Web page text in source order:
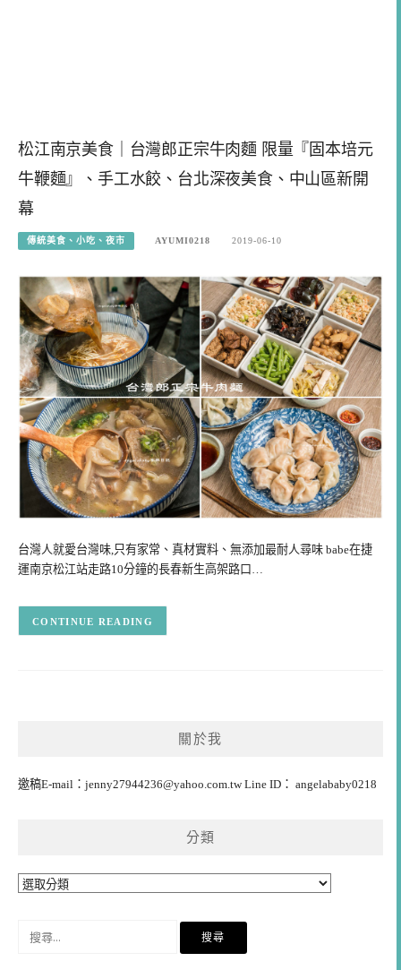
松江南京美食｜台灣郎正宗牛肉麵 限量『固本培元
牛鞭麵』、手工水餃、台北深夜美食、中山區新開
幕
傳統美食、小吃、夜市 AYUMI0218 2019-06-10
台灣人就愛台灣味,只有家常、真材實料、無添加最耐人尋味 babe在捷
運南京松江站走路10分鐘的長春新生高架路口…
CONTINUE READING
關於我
邀稿E-mail： jenny27944236@yahoo.com.twLine ID： angelababy0218
分類
分